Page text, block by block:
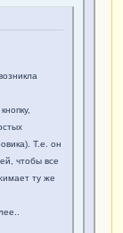
Т.е. он
чтобы все
ту же